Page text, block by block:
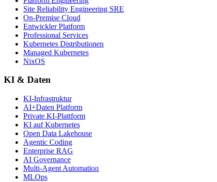
Site Reliability Engineering SRE
On-Premise Cloud
Entwickler Platform
Professional Services
Kubernetes Distributionen
Managed Kubernetes
NixOS
KI & Daten
KI-Infrastruktur
AI+Daten Platform
Private KI-Plattform
KI auf Kubernetes
Open Data Lakehouse
Agentic Coding
Enterprise RAG
AI Governance
Multi-Agent Automation
MLOps